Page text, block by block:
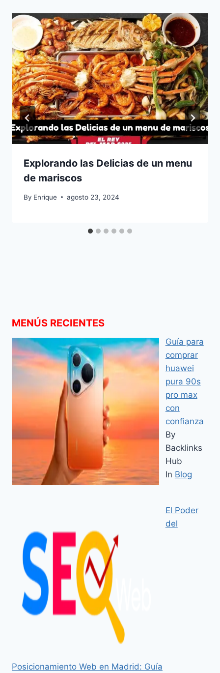
Explorando las Delicias de un menu
de mariscos
By Enrique agosto 23, 2024
MENÚS RECIENTES
Guía para
comprar
huawei
pura 90s
pro max
con
confianza
By
Backlinks
Hub
In Blog
El Poder
del
Posicionamiento Web en Madrid: Guía